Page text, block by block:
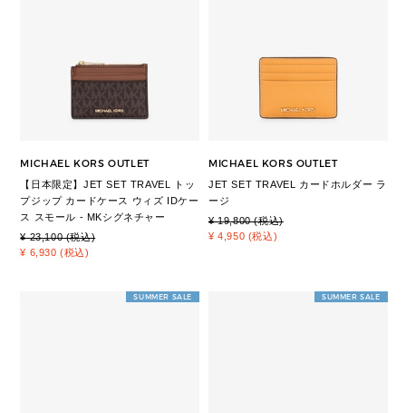
MICHAEL KORS OUTLET
【日本限定】JET SET TRAVEL トッ
プジップ カードケース ウィズ IDケー
ス スモール - MKシグネチャー
¥ 23,100 (税込)
¥ 6,930 (税込)
MICHAEL KORS OUTLET
JET SET TRAVEL カードホルダー ラ
ージ
¥ 19,800 (税込)
¥ 4,950 (税込)
SUMMER SALE SUMMER SALE